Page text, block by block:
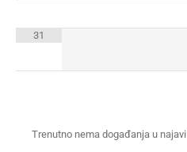
31
Trenutno nema događanja u najavi